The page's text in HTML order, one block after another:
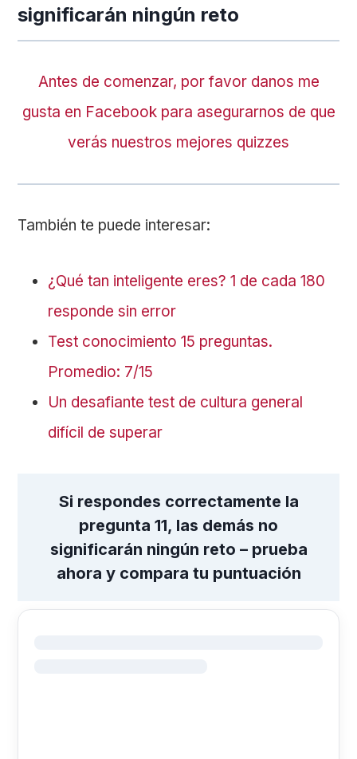
significarán ningún reto
Antes de comenzar, por favor danos me
gusta en Facebook para asegurarnos de que
verás nuestros mejores quizzes
También te puede interesar:
¿Qué tan inteligente eres? 1 de cada 180
responde sin error
Test conocimiento 15 preguntas.
Promedio: 7/15
Un desafiante test de cultura general
difícil de superar
Si respondes correctamente la
pregunta 11, las demás no
significarán ningún reto – prueba
ahora y compara tu puntuación